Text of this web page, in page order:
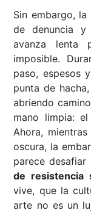
Sin embargo,
de denuncia y
avanza lenta
imposible.
paso, espesos
punta de
abriendo
mano limpia:
Ahora,
oscura, la
parece
de resistencia
vive, que la
arte no es un